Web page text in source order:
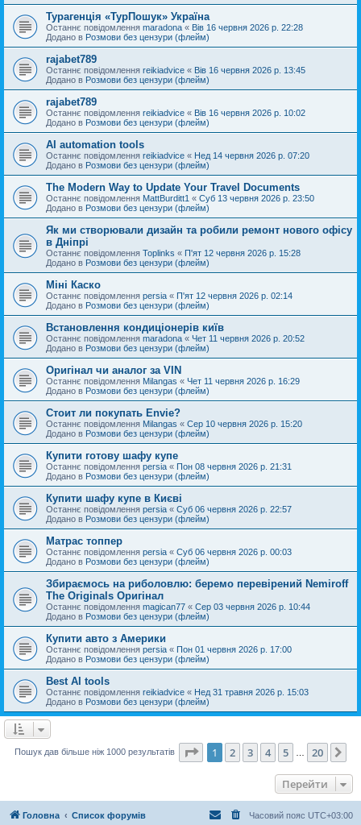
Турагенція «ТурПошук» Україна
Останнє повідомлення maradona « Вів 16 червня 2026 р. 22:28
Додано в Розмови без цензури (флейм)
rajabet789
Останнє повідомлення reikiadvice « Вів 16 червня 2026 р. 13:45
Додано в Розмови без цензури (флейм)
rajabet789
Останнє повідомлення reikiadvice « Вів 16 червня 2026 р. 10:02
Додано в Розмови без цензури (флейм)
AI automation tools
Останнє повідомлення reikiadvice « Нед 14 червня 2026 р. 07:20
Додано в Розмови без цензури (флейм)
The Modern Way to Update Your Travel Documents
Останнє повідомлення MattBurditt1 « Суб 13 червня 2026 р. 23:50
Додано в Розмови без цензури (флейм)
Як ми створювали дизайн та робили ремонт нового офісу
в Дніпрі
Останнє повідомлення Toplinks « П'ят 12 червня 2026 р. 15:28
Додано в Розмови без цензури (флейм)
Міні Каско
Останнє повідомлення persia « П'ят 12 червня 2026 р. 02:14
Додано в Розмови без цензури (флейм)
Встановлення кондиціонерів київ
Останнє повідомлення maradona « Чет 11 червня 2026 р. 20:52
Додано в Розмови без цензури (флейм)
Оригінал чи аналог за VIN
Останнє повідомлення Milangas « Чет 11 червня 2026 р. 16:29
Додано в Розмови без цензури (флейм)
Стоит ли покупать Envie?
Останнє повідомлення Milangas « Сер 10 червня 2026 р. 15:20
Додано в Розмови без цензури (флейм)
Купити готову шафу купе
Останнє повідомлення persia « Пон 08 червня 2026 р. 21:31
Додано в Розмови без цензури (флейм)
Купити шафу купе в Києві
Останнє повідомлення persia « Суб 06 червня 2026 р. 22:57
Додано в Розмови без цензури (флейм)
Матрас топпер
Останнє повідомлення persia « Суб 06 червня 2026 р. 00:03
Додано в Розмови без цензури (флейм)
Збираємось на риболовлю: беремо перевірений Nemiroff
The Originals Оригінал
Останнє повідомлення magican77 « Сер 03 червня 2026 р. 10:44
Додано в Розмови без цензури (флейм)
Купити авто з Америки
Останнє повідомлення persia « Пон 01 червня 2026 р. 17:00
Додано в Розмови без цензури (флейм)
Best AI tools
Останнє повідомлення reikiadvice « Нед 31 травня 2026 р. 15:03
Додано в Розмови без цензури (флейм)
Пошук дав більше ніж 1000 результатів Сторінка 1 20
1 2 3 4 5 20
Перейти
Головна Список форумів Часовий пояс UTC+03:00